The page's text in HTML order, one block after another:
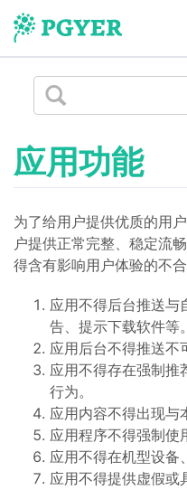
应用功能
为了给用户提供优质的用
户提供正常完整、稳定流
得含有影响用户体验的不合
应用不得后台推送与
告、提示下载软件等。
应用后台不得推送不
应用不得存在强制推
行为。
应用内容不得出现与
应用程序不得强制使
应用不得在机型设备
应用不得提供虚假或